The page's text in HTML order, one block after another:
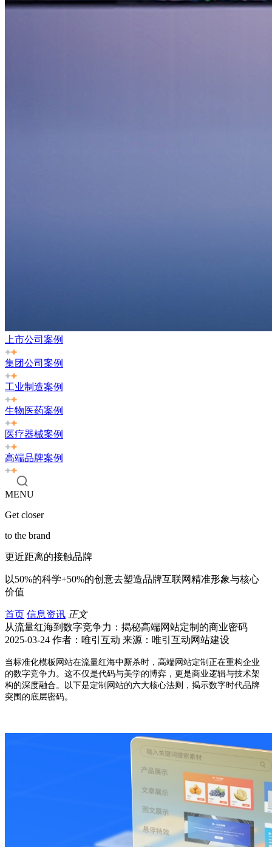
上市公司案例
集团公司案例
工业制造案例
生物医药案例
医疗器械案例
高端品牌案例
MENU
Get closer
to the brand
更近距离的接触品牌
以50%的科学+50%的创意去塑造品牌互联网精准形象与核心
价值
首页 信息资讯 正文
从流量红海到数字竞争力：揭秘高端网站定制的商业密码
2025-03-24 作者：唯引互动 来源：唯引互动网站建设
当标准化模板网站在流量红海中厮杀时，高端网站定制正在重构企业
的数字竞争力。这不仅是代码与美学的博弈，更是商业逻辑与技术架
构的深度融合。以下是定制网站的六大核心法则，揭示数字时代品牌
突围的底层密码。